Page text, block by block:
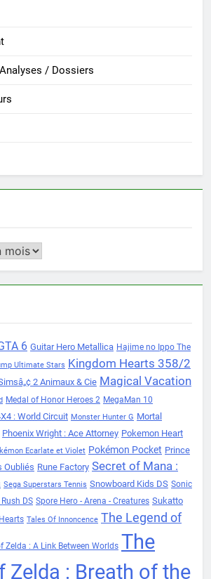
/ Dossiers
6 Guitar Hero Metallica Hajime no Ippo The
Ultimate Stars Kingdom Hearts 358/2
2 Animaux & Cie Magical Vacation
Medal of Honor Heroes 2 MegaMan 10
: World Circuit Monster Hunter G Mortal
Phoenix Wright : Ace Attorney Pokemon Heart
Ecarlate et Violet Pokémon Pocket Prince
Oubliés Rune Factory Secret of Mana :
Sega Superstars Tennis Snowboard Kids DS Sonic
DS Spore Hero - Arena - Creatures Sukatto
Tales Of Innoncence The Legend of
Zelda : A Link Between Worlds The
Zelda : Breath of the